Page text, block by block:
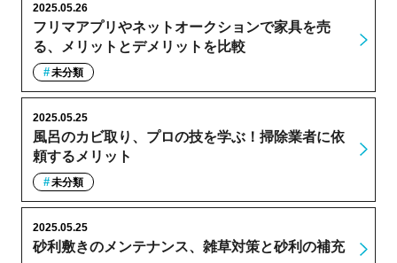
フリマアプリやネットオークションで家具を売
る、メリットとデメリットを比較
2025.05.26
未分類
風呂のカビ取り、プロの技を学ぶ！掃除業者に依
頼するメリット
2025.05.25
未分類
砂利敷きのメンテナンス、雑草対策と砂利の補充
2025.05.25